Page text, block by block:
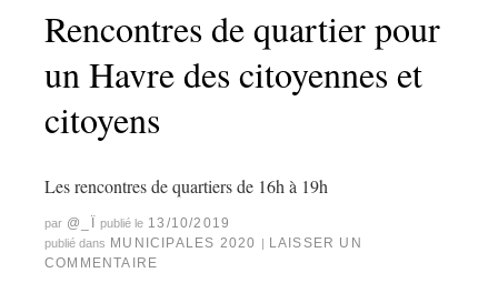
Rencontres de quartier pour
un Havre des citoyennes et
citoyens
Les rencontres de quartiers de 16h à 19h
par @_Ï publié le 13/10/2019
publié dans MUNICIPALES 2020 | LAISSER UN
COMMENTAIRE